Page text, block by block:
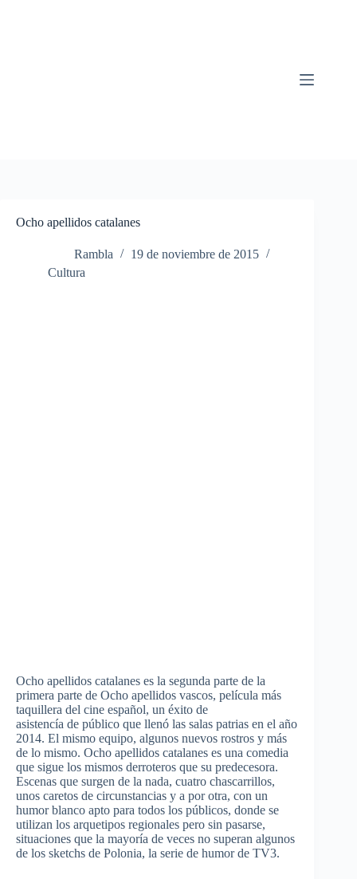
Ocho apellidos catalanes
Rambla
19 de noviembre de 2015
Cultura
Ocho apellidos catalanes es la segunda parte de la
primera parte de Ocho apellidos vascos, película más
taquillera del cine español, un éxito de
asistencía de público que llenó las salas patrias en el año
2014. El mismo equipo, algunos nuevos rostros y más
de lo mismo. Ocho apellidos catalanes es una comedia
que sigue los mismos derroteros que su predecesora.
Escenas que surgen de la nada, cuatro chascarrillos,
unos caretos de circunstancias y a por otra, con un
humorblanco apto para todos los públicos, donde se
utilizan los arquetipos regionales pero sin pasarse,
situaciones que la mayoría de veces no superan algunos
de los sketchs de Polonia, la serie de humor de TV3.